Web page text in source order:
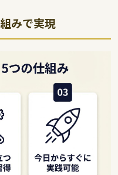
みで実現